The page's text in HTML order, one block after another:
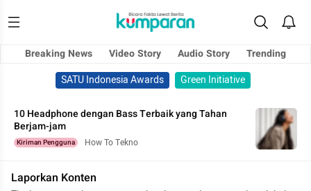
Breaking News Video Story Audio Story
Trending
SATU Indonesia Awards
Green Initiative
10 Headphone dengan Bass Terbaik yang Tahan
Berjam-jam
Kiriman Pengguna How To Tekno
Laporkan Konten